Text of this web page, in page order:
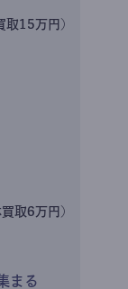
取15万円)
取6万円)
まる